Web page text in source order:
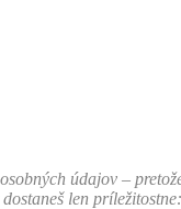
úda­jov –
len